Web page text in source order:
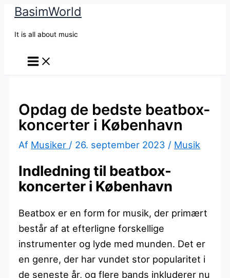
BasimWorld
It is all about music
Opdag de bedste beatbox-
koncerter i København
Af Musiker / 26. september 2023 / Musik
Indledning til beatbox-
koncerter i København
Beatbox er en form for musik, der primært
består af at efterligne forskellige
instrumenter og lyde med munden. Det er
en genre, der har vundet stor popularitet i
de seneste år, og flere bands inkluderer nu